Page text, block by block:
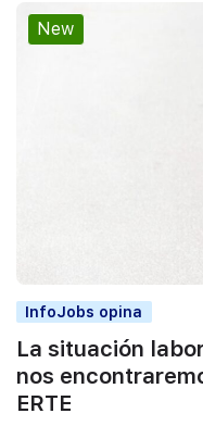
New
InfoJobs opina
La situación
nos
ERTE